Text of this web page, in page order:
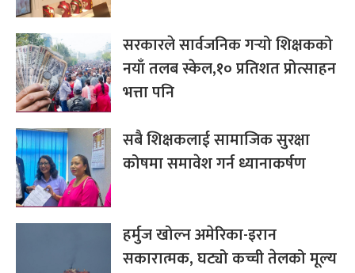
सरकारले सार्वजनिक गर्‍यो शिक्षकको
नयाँ तलब स्केल,१० प्रतिशत प्रोत्साहन
भत्ता पनि
सबै शिक्षकलाई सामाजिक सुरक्षा
कोषमा समावेश गर्न ध्यानाकर्षण
हर्मुज खोल्न अमेरिका-इरान
सकारात्मक, घट्यो कच्ची तेलको मूल्य